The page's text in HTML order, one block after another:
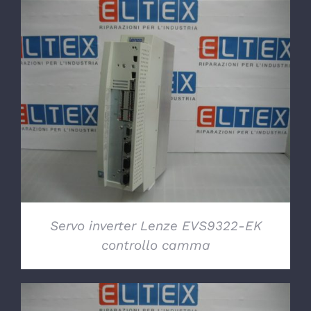
DETTAGLI
Servo inverter Lenze EVS9322-EK
controllo camma